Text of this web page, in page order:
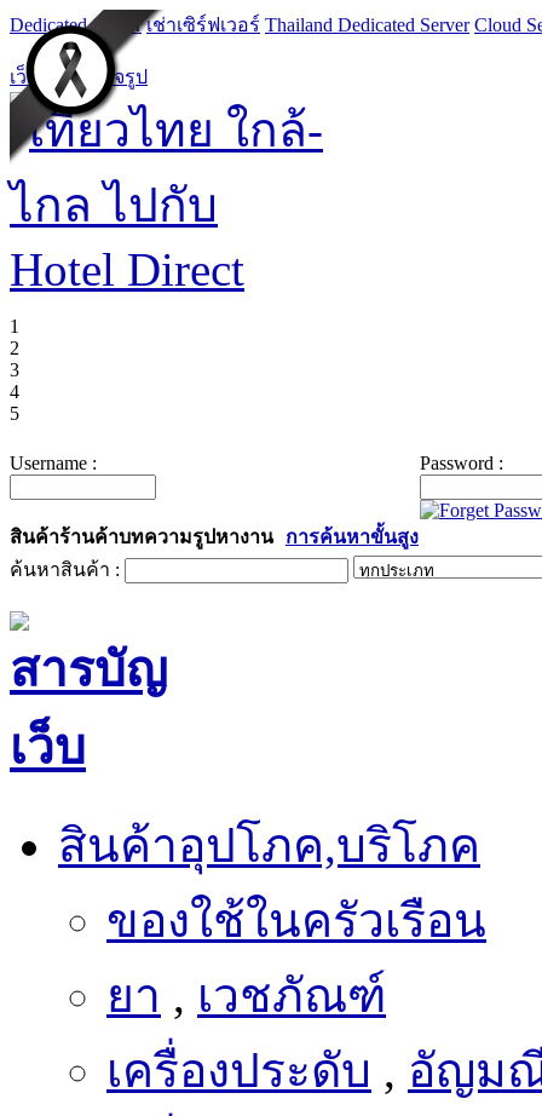
Dedicated Server เช่าเซิร์ฟเวอร์ Thailand Dedicated Server Cloud
เว็บไซต์สำเร็จรูป
1
2
3
4
5
Username : Password :
สินค้าร้านค้าบทความรูปหางาน
การค้นหาขั้นสูง
ค้นหาสินค้า :
สินค้าอุปโภค,บริโภค
ของใช้ในครัวเรือน
ยา , เวชภัณฑ์
เครื่องประดับ , อัญม